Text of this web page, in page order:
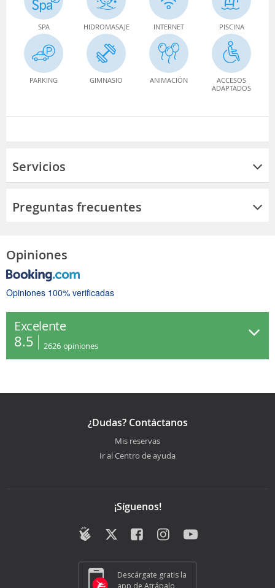
SPA HIDROMASAJE INTERNET PISCINA
PARKING GIMNASIO ANIMACIÓN
ACCESOS
ADAPTADOS
Servicios
Preguntas frecuentes
Opiniones
Opiniones 100% verificadas
Excelente
8.5 2626 opiniones
¿Dudas? Contáctanos
Mis reservas
Ir al Centro de ayuda
¡Síguenos!
Descárgate gratis la
app de Atrápalo